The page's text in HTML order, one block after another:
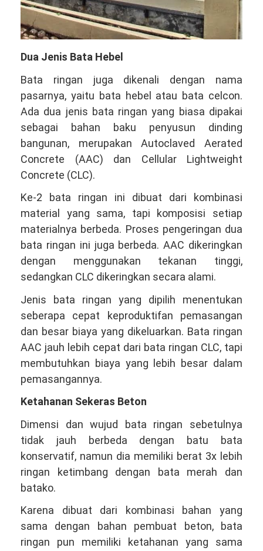
Dua Jenis Bata Hebel
Bata ringan juga dikenali dengan nama
pasarnya, yaitu bata hebel atau bata celcon.
Ada dua jenis bata ringan yang biasa dipakai
sebagai bahan baku penyusun dinding
bangunan, merupakan Autoclaved Aerated
Concrete (AAC) dan Cellular Lightweight
Concrete (CLC).
Ke-2 bata ringan ini dibuat dari kombinasi
material yang sama, tapi komposisi setiap
materialnya berbeda. Proses pengeringan dua
bata ringan ini juga berbeda. AAC dikeringkan
dengan menggunakan tekanan tinggi,
sedangkan CLC dikeringkan secara alami.
Jenis bata ringan yang dipilih menentukan
seberapa cepat keproduktifan pemasangan
dan besar biaya yang dikeluarkan. Bata ringan
AAC jauh lebih cepat dari bata ringan CLC, tapi
membutuhkan biaya yang lebih besar dalam
pemasangannya.
Ketahanan Sekeras Beton
Dimensi dan wujud bata ringan sebetulnya
tidak jauh berbeda dengan batu bata
konservatif, namun dia memiliki berat 3x lebih
ringan ketimbang dengan bata merah dan
batako.
Karena dibuat dari kombinasi bahan yang
sama dengan bahan pembuat beton, bata
ringan pun memiliki ketahanan yang sama